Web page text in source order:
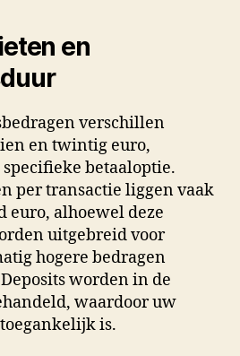
en
verschillen
en twintig euro,
betaaloptie.
per transactie liggen vaak
euro, alhoewel deze
uitgebreid voor
hogere bedragen
worden in de
waardoor uw
is.